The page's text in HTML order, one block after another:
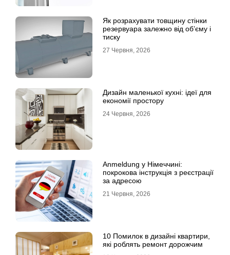
Як розрахувати товщину стінки
резервуара залежно від об’єму і
тиску
27 Червня, 2026
Дизайн маленької кухні: ідеї для
економії простору
24 Червня, 2026
Anmeldung у Німеччині:
покрокова інструкція з реєстрації
за адресою
21 Червня, 2026
10 Помилок в дизайні квартири,
які роблять ремонт дорожчим